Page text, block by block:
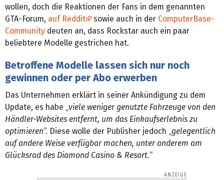
wollen, doch die Reaktionen der Fans in dem genannten
GTA-Forum, auf Reddit sowie auch in der ComputerBase-
Community deuten an, dass Rockstar auch ein paar
beliebtere Modelle gestrichen hat.
Betroffene Modelle lassen sich nur noch
gewinnen oder per Abo erwerben
Das Unternehmen erklärt in seiner Ankündigung zu dem
Update, es habe „ viele weniger genutzte Fahrzeuge von den
Händler-Websites entfernt, um das Einkaufserlebnis zu
optimieren“. Diese wolle der Publisher jedoch „ gelegentlich
auf andere Weise verfügbar machen, unter anderem am
Glücksrad des Diamond Casino & Resort.“